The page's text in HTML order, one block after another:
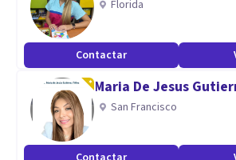
Florida
Contactar
Maria De Jesus
San Francisco